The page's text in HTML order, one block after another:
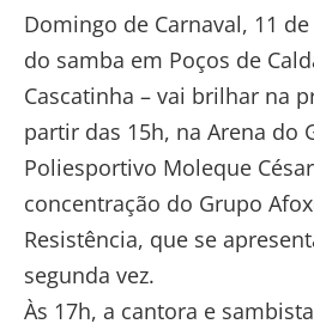
Domingo de Carnaval, 11
do samba em Poços de
Cascatinha – vai brilhar na
partir das 15h, na Arena do
Poliesportivo Moleque
concentração do Grupo
Resistência, que se
segunda vez.
Às 17h, a cantora e